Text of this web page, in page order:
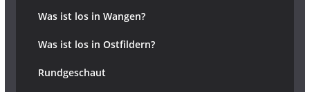
Was ist los in Wangen?
Was ist los in Ostfildern?
Rundgeschaut